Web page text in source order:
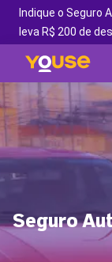
Indique o Seguro
leva R$ 200 de
Seguro